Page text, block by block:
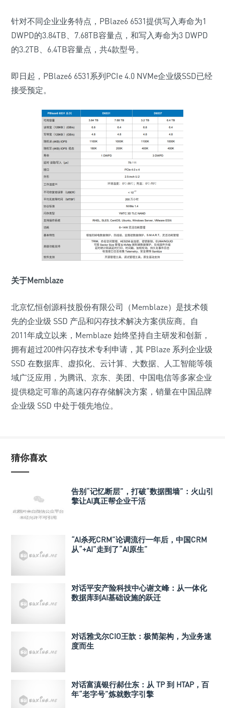
针对不同企业业务特点，PBlaze6 6531提供写入寿命为1
DWPD的3.84TB、7.68TB容量点，和写入寿命为3 DWPD
的3.2TB、6.4TB容量点，共4款型号。
即日起，PBlaze6 6531系列PCIe 4.0 NVMe企业级SSD已经
接受预定。
关于Memblaze
北京忆恒创源科技股份有限公司（Memblaze）是技术领
先的企业级 SSD 产品和闪存技术解决方案供应商。自
2011年成立以来，Memblaze 始终坚持自主研发和创新，
拥有超过200件闪存技术专利申请，其 PBlaze 系列企业级
SSD 在数据库、虚拟化、云计算、大数据、人工智能等领
域广泛应用，为腾讯、京东、美团、中国电信等多家企业
提供稳定可靠的高速闪存存储解决方案，销量在中国品牌
企业级 SSD 中处于领先地位。
猜你喜欢
告别“记忆断层”，打破“数据围墙”：火山引
擎让AI真正帮企业干活
“AI杀死CRM”论调流行一年后，中国CRM
从“+AI”走到了“AI原生”
对话平安产险科技中心谢文峰：从一体化
数据库到AI基础设施的跃迁
对话雅戈尔CIO王歆：极简架构，为业务速
度而生
对话富滇银行郝仕东：从 TP 到 HTAP，百
年“老字号”炼就数字引擎